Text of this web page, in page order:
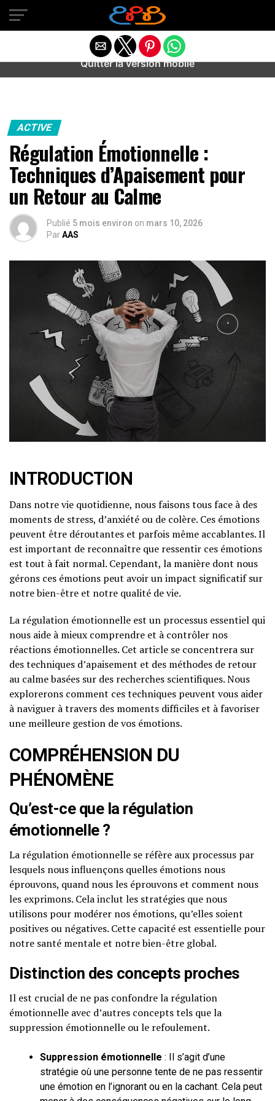
Warning
: preg_match(): Unknown modifier '/' in
/home/u589487443/domains/aideanxietestress.fr/
content/plugins/idev-post-views/includes/class-bots.php
ACTIVE
Régulation Émotionnelle :
Techniques d’Apaisement pour
un Retour au Calme
Publié 5 mois environ on mars 10, 2026
ParAAS
INTRODUCTION
Dans notre vie quotidienne, nous faisons tous face à des
moments de stress, d’anxiété ou de colère. Ces émotions
peuvent être déroutantes et parfois même accablantes. Il
est important de reconnaître que ressentir ces émotions
est tout à fait normal. Cependant, la manière dont nous
gérons ces émotions peut avoir un impact significatif sur
notre bien-être et notre qualité de vie.
La régulation émotionnelle est un processus essentiel qui
nous aide à mieux comprendre et à contrôler nos
réactions émotionnelles. Cet article se concentrera sur
des techniques d’apaisement et des méthodes de retour
au calme basées sur des recherches scientifiques. Nous
explorerons comment ces techniques peuvent vous aider
à naviguer à travers des moments difficiles et à favoriser
une meilleure gestion de vos émotions.
COMPRÉHENSION DU
PHÉNOMÈNE
Qu’est-ce que la régulation
émotionnelle ?
La régulation émotionnelle se réfère aux processus par
lesquels nous influençons quelles émotions nous
éprouvons, quand nous les éprouvons et comment nous
les exprimons. Cela inclut les stratégies que nous
utilisons pour modérer nos émotions, qu’elles soient
positives ou négatives. Cette capacité est essentielle pour
notre santé mentale et notre bien-être global.
Distinction des concepts proches
Il est crucial de ne pas confondre la régulation
émotionnelle avec d’autres concepts tels que la
suppression émotionnelle ou le refoulement.
Suppression émotionnelle : Il s’agit d’une
stratégie où une personne tente de ne pas ressentir
une émotion en l’ignorant ou en la cachant. Cela peut
Quitter la version mobile